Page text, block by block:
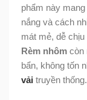
phẩm này
nắng và cách
mát mẻ, dễ
Rèm nhôm còn
bẩn, không tốn
vải truyền thống.